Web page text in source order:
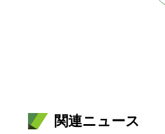
関連ニュース